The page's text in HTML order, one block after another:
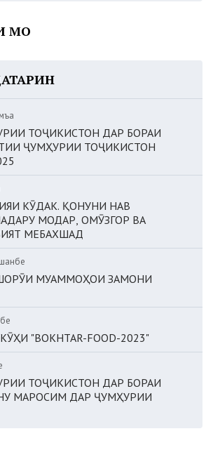
МОҲ
ТОҶИКИСТОН ДАР БОРАИ
ҶУМҲУРИИ ТОҶИКИСТОН
КӮДАК. ҚОНУНИ НАВ
МОДАР, ОМӮЗГОР ВА
МЕБАХШАД
МУАММОҲОИ ЗАМОНИ
"BOKHTAR-FOOD-2023"
ТОҶИКИСТОН ДАР БОРАИ
МАРОСИМ ДАР ҶУМҲУРИИ